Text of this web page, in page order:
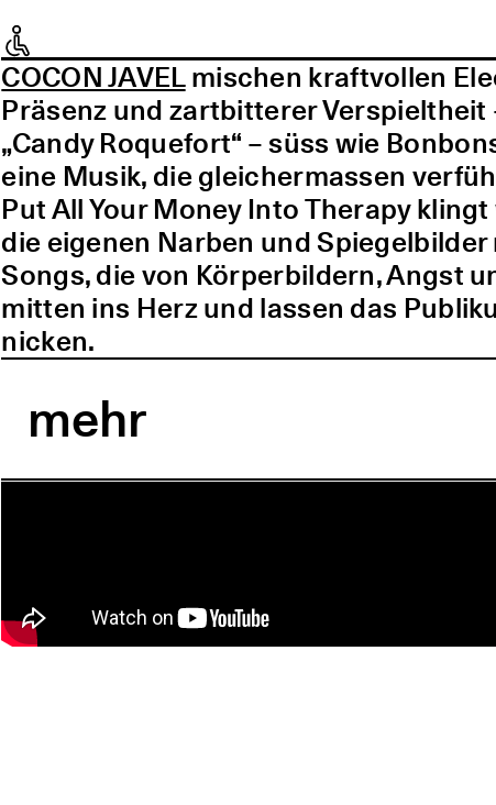
COCON JAVELmischen kraftvollen
Präsenz und zartbitterer
„Candy Roquefort“ – süss wie
eine Musik, die gleichermassen
Put All Your Money Into Therapy
die eigenen Narben und
Songs, die von Körperbildern, Angst
mitten ins Herz und lassen das
nicken.
mehr